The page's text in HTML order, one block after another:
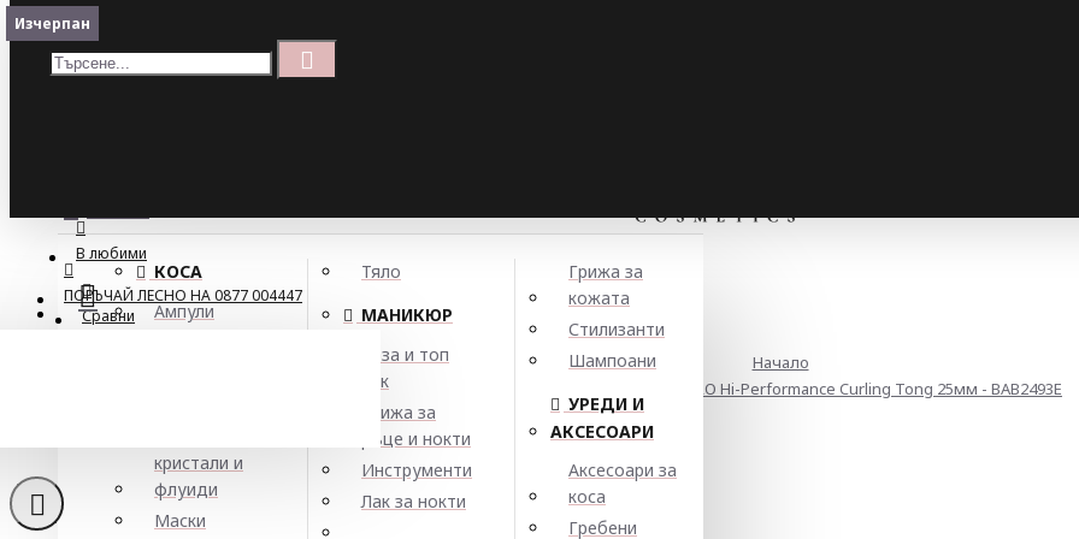
Меню
Кошница
В любими
Сравни
КОСА
Ампули
кристали и
флуиди
Маски
Тяло
МАНИКЮР
База и топ
лак
Грижа за
ръце и нокти
Инструменти
Лак за нокти
Грижа за
кожата
Стилизанти
Шампоани
УРЕДИ И
АКСЕСОАРИ
Аксесоари за
коса
Гребени
ПОРЪЧАЙ ЛЕСНО НА 0877 004447
Начало
Маша за коса Babyliss PRO Hi-Performance Curling Tong 25мм - BAB2493E
Изчерпан